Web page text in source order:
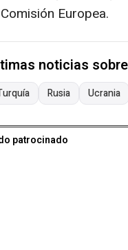
Europea.
noticias
Rusia Ucrania
patrocinado